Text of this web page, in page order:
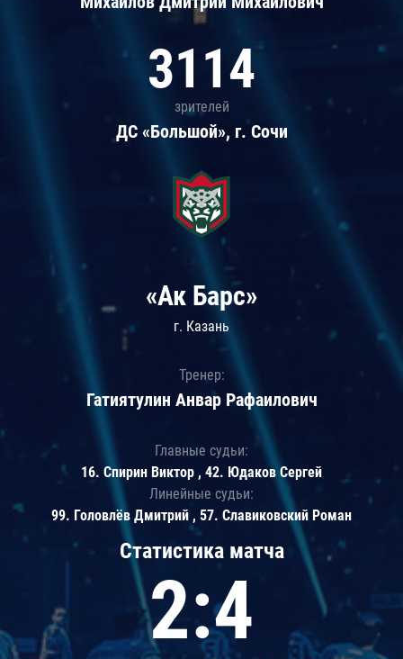
3114
зрителей
ДС «Большой», г. Сочи
Статистика матча
2:4
«Ак Барс»
г. Казань
Тренер:
Гатиятулин Анвар Рафаилович
Главные судьи:
16. Спирин Виктор , 42. Юдаков Сергей
Линейные судьи:
99. Головлёв Дмитрий , 57. Славиковский Роман